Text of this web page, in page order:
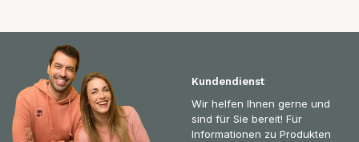
Kundendienst
Wir helfen Ihnen gerne und
sind für Sie bereit! Für
Informationen zu Produkten